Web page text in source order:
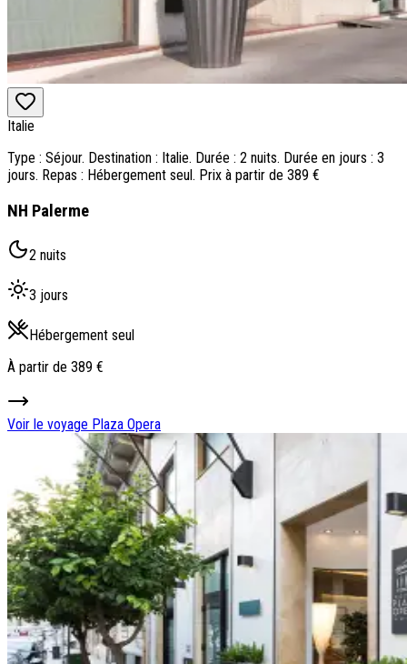
Italie
Type : Séjour. Destination : Italie. Durée : 2 nuits. Durée en jours : 3
jours. Repas : Hébergement seul. Prix à partir de 389 €
NH Palerme
2 nuits
3 jours
Hébergement seul
À partir de 389 €
Voir le voyage Plaza Opera